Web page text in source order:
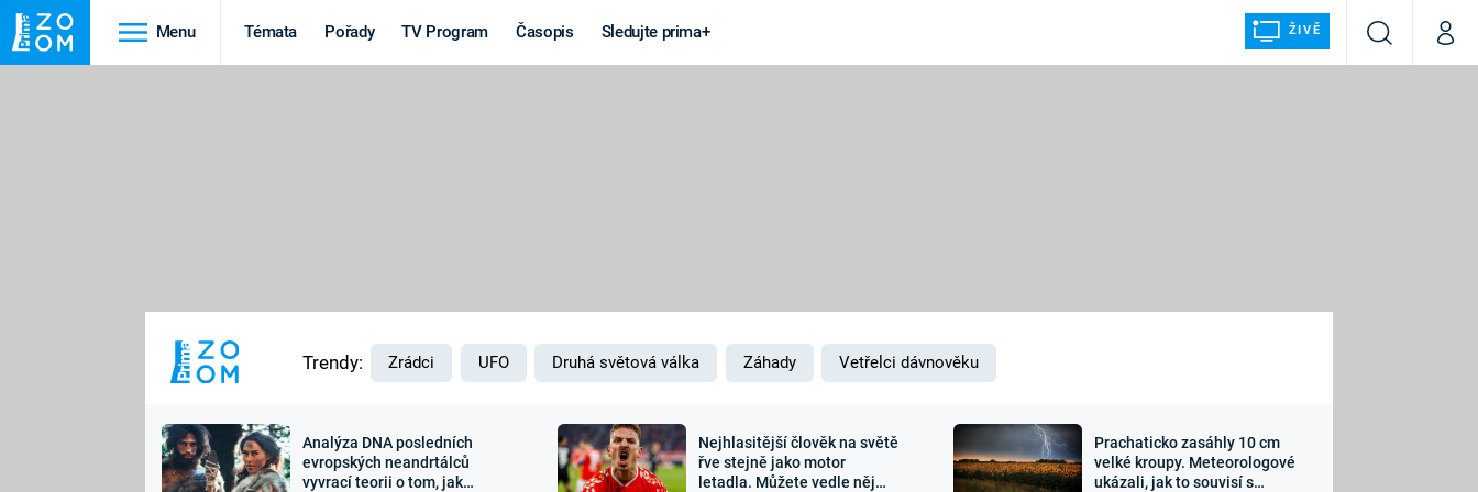
Menu Témata Pořady TV Program Časopis Sledujte prima+ ŽIVĚ
VyhledáváníMůj
MARS
Výročí
Záhady a
Zajímavosti Sledujte nás
Trendy: Zrádci UFO Druhá světová válka Záhady Vetřelci dávnověku
Analýza DNA posledních
evropských neandrtálců
vyvrací teorii o tom, jak
Nejhlasitější člověk na světě
řve stejně jako motor
letadla. Můžete vedle něj
Prachaticko zasáhly 10 cm
velké kroupy. Meteorologové
ukázali, jak to souvisí s